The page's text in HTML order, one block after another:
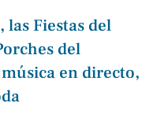
las Fiestas del
del
en directo,